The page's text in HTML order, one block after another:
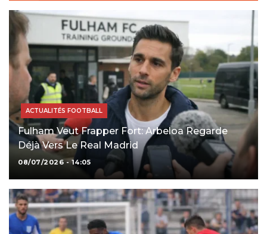
ACTUALITÉS FOOTBALL
Fulham Veut Frapper Fort: Arbeloa Regarde
Déjà Vers Le Real Madrid
08/07/2026 - 14:05